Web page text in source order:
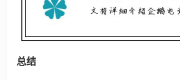
总结